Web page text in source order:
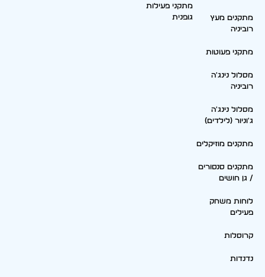
מתקנים מעץ
רוביניה
מתקני פעוטות
מסלול נינג'ה
רוביניה
מסלול נינג'ה
ג'וניור (לילדים)
מתקנים מוזיקלים
מתקנים סנסורים
/ גן חושים
לוחות משחק
פעילים
קרוסלות
נדנדות
מתקני פעילות
גופנית